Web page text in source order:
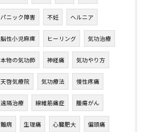
パニック障害 不妊 ヘルニア
脳性小児麻痺 ヒーリング 気功治療
本物の気功師 神経痛 気功やり方
天啓気療院 気功療法 慢性疼痛
遠隔治療 線維筋痛症 腫瘍がん
難病 生理痛 心臓肥大 偏頭痛